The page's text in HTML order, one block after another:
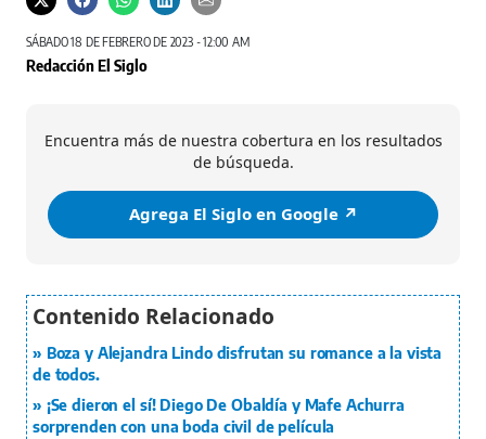
SÁBADO 18 DE FEBRERO DE 2023 - 12:00 AM
Redacción El Siglo
Encuentra más de nuestra cobertura en los resultados
de búsqueda.
Agrega El Siglo en Google ↗️
Boza y Alejandra Lindo disfrutan su romance a la vista
de todos.
¡Se dieron el sí! Diego De Obaldía y Mafe Achurra
sorprenden con una boda civil de película